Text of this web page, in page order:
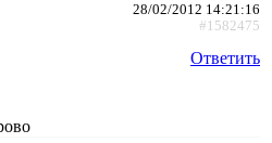
28/02/2012 14:21:16
#1582475
Ответить